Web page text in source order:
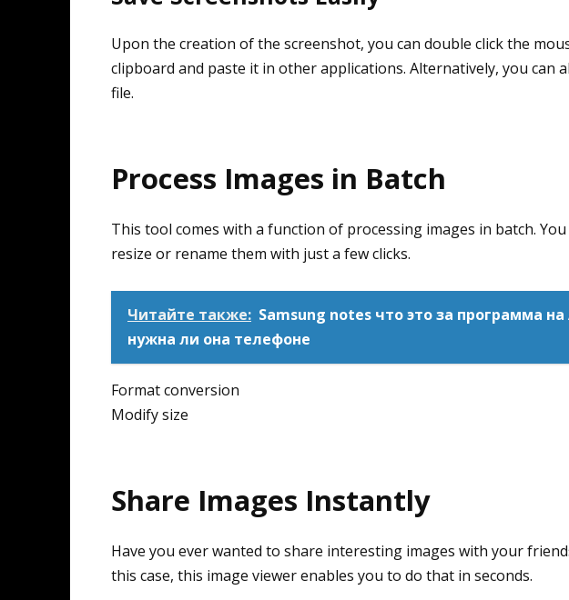
Upon the creation of the screenshot, you can double click the
clipboard and paste it in other applications. Alternatively, you can
file.
Process Images in Batch
This tool comes with a function of processing images in batch.
resize or rename them with just a few clicks.
Читайте также: Samsung notes что это за программа
нужна ли она телефоне
Format conversion
Modify size
Share Images Instantly
Have you ever wanted to share interesting images with your
this case, this image viewer enables you to do that in seconds.